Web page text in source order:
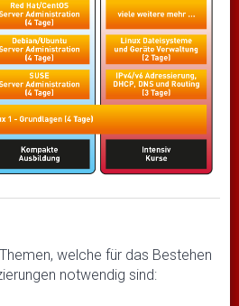
welche für das Bestehen
notwendig sind: